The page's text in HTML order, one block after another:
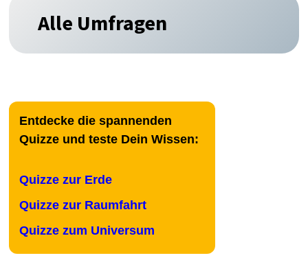
Alle Umfragen
Entdecke die spannenden
Quizze und teste Dein Wissen:
Quizze zur Erde
Quizze zur Raumfahrt
Quizze zum Universum